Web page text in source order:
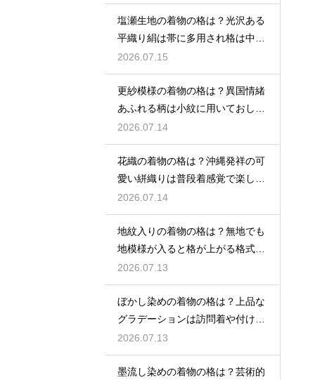
塩瀬生地の着物の格は？光沢ある
平織り絹は帯に多用され格は中位
程度
2026.07.15
更紗模様の着物の格は？異国情緒
あふれる柄は小紋に用いておしゃ
れ着向き
2026.07.14
花織の着物の格は？沖縄発祥の可
愛い絣織りは普段着感覚で楽しめ
る
2026.07.14
地紋入りの着物の格は？無地でも
地模様が入ると格が上がる格式を
解説
2026.07.13
ぼかし染めの着物の格は？上品な
グラデーションは訪問着や付け下
げで格調アップ
2026.07.13
墨流し染めの着物の格は？芸術的